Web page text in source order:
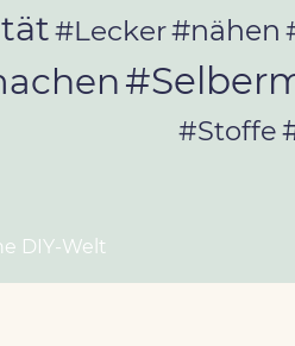
#Lecker#nähen
#Stoffe
DIY-Welt